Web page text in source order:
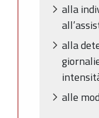
alla
alla
alle